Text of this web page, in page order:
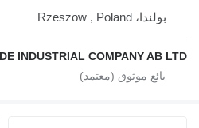
بولندا، Rzeszow , Poland
INDUSTRIAL COMPANY AB LTD